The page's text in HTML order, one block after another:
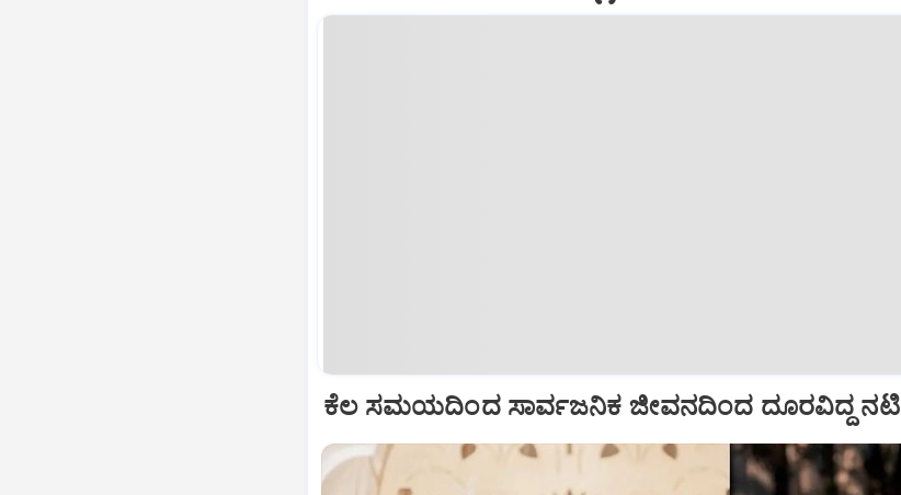
ಕೆಲ ಸಮಯದಿಂದ ಸಾರ್ವಜನಿಕ ಜೀವನದಿಂದ ದೂರವಿದ್ದ ನಟಿ